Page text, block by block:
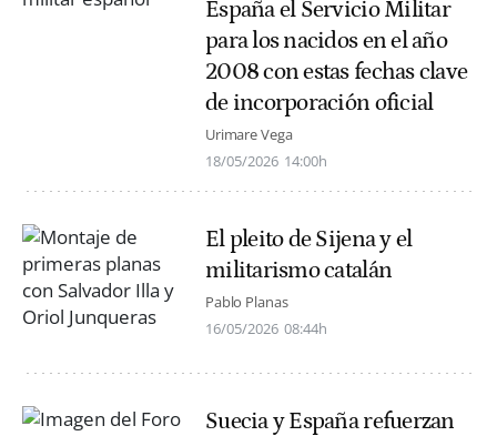
España el Servicio Militar
para los nacidos en el año
2008 con estas fechas clave
de incorporación oficial
Urimare Vega
18/05/2026 14:00h
El pleito de Sijena y el
militarismo catalán
Pablo Planas
16/05/2026 08:44h
Suecia y España refuerzan